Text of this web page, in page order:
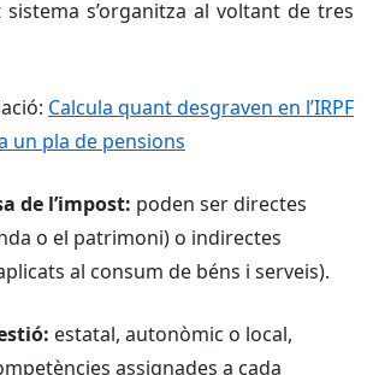
s’organitza al voltant de tres
Calcula quant desgraven en l’IRPF
un pla de pensions
de l’impost: poden ser directes
o el patrimoni) o indirectes
al consum de béns i serveis).
estatal, autonòmic o local,
assignades a cada